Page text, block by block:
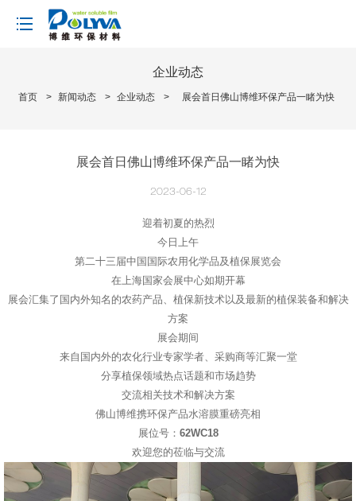
企业动态
首页 > 新闻动态 > 企业动态 > 展会首日佛山博维环保产品一睹为快
展会首日佛山博维环保产品一睹为快
2023-06-12
迎着初夏的热烈
今日上午
第二十三届中国国际农用化学品及植保展览会
在上海国家会展中心如期开幕
展会汇集了国内外知名的农药产品、植保新技术以及最新的植保装备和解决
方案
展会期间
来自国内外的农化行业专家学者、采购商等汇聚一堂
分享植保领域热点话题和市场趋势
交流相关技术和解决方案
佛山博维携环保产品水溶膜重磅亮相
展位号： 62WC18
欢迎您的莅临与交流